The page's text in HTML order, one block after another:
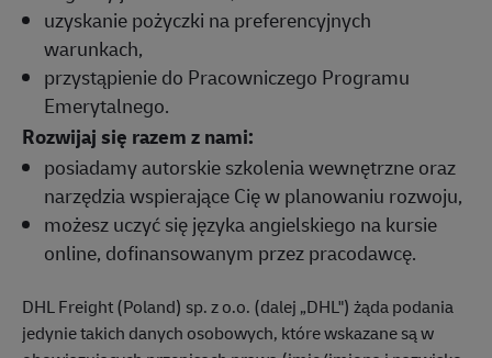
uzyskanie pożyczki na preferencyjnych
warunkach,
przystąpienie do Pracowniczego Programu
Emerytalnego.
Rozwijaj się razem z nami:
posiadamy autorskie szkolenia wewnętrzne oraz
narzędzia wspierające Cię w planowaniu rozwoju,
możesz uczyć się języka angielskiego na kursie
online, dofinansowanym przez pracodawcę.
DHL Freight (Poland) sp. z o.o. (dalej „DHL") żąda podania
jedynie takich danych osobowych, które wskazane są w